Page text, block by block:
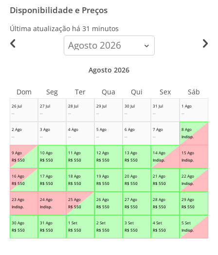
Disponibilidade e Preços
Última atualização há 31 minutos
calendar-
month
26 Jul
--
27 Jul
--
28 Jul
--
29 Jul
--
30 Jul
--
31 Jul
--
1 Ago
--
2 Ago
--
3 Ago
--
4 Ago
--
5 Ago
--
6 Ago
--
7 Ago
--
8 Ago
Indisp.
9 Ago
R$ 550
10 Ago
R$ 550
11 Ago
R$ 550
12 Ago
R$ 550
13 Ago
R$ 550
14 Ago
Indisp.
15 Ago
Indisp.
16 Ago
R$ 550
17 Ago
R$ 550
18 Ago
R$ 550
19 Ago
R$ 550
20 Ago
R$ 550
21 Ago
R$ 550
22 Ago
Indisp.
23 Ago
Indisp.
24 Ago
Indisp.
25 Ago
R$ 550
26 Ago
R$ 550
27 Ago
R$ 550
28 Ago
R$ 550
29 Ago
R$ 550
30 Ago
R$ 550
31 Ago
R$ 550
1 Set
R$ 550
2 Set
R$ 550
3 Set
R$ 550
4 Set
R$ 550
5 Set
Indisp.
Agosto 2026
Dom Seg Ter Qua Qui Sex Sáb